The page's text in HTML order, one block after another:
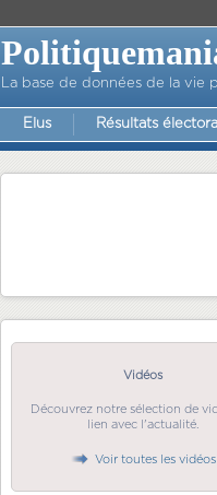
La base de données de la vie
Elus Résultats
Vidéos
Découvrez notre sélection de
lien avec l'actualité.
Voir toutes les vidéos